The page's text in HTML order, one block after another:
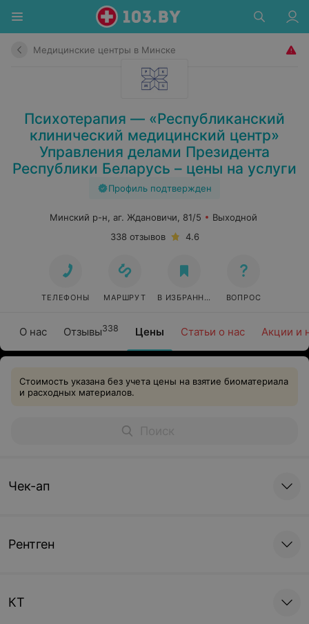
Медицинские центры в Минске
Психотерапия — «Республиканский
клинический медицинский центр»
Управления делами Президента
Республики Беларусь – цены на услуги
Профиль подтвержден
О нас Отзывы338 Цены Статьи о нас Акции и
Минский р-н, аг. Ждановичи, 81/5
Выходной
338 отзывов
4.6
ТЕЛЕФОНЫ МАРШРУТ В ИЗБРАННОЕ ВОПРОС
Стоимость указана без учета цены на взятие биоматериала
и расходных материалов.
Чек-ап
Рентген
КТ